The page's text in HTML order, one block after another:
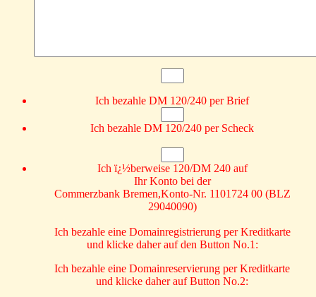
Ich bezahle DM 120/240 per Brief
Ich bezahle DM 120/240 per Scheck
Ich ï¿½berweise 120/DM 240 auf
Ihr Konto bei der
Commerzbank Bremen,Konto-Nr. 1101724 00 (BLZ
29040090)
Ich bezahle eine Domainregistrierung per Kreditkarte
und klicke daher auf den Button No.1:
Ich bezahle eine Domainreservierung per Kreditkarte
und klicke daher auf Button No.2: